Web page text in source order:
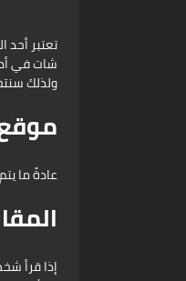
تعتبر
شات في
ولذلك
عادةً ما
إذا قرأ